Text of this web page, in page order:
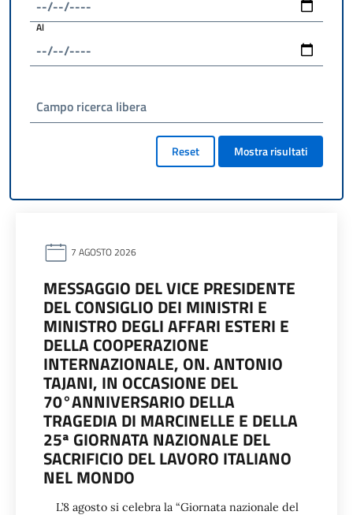
Al
Campo ricerca libera
Reset Mostra risultati
7 AGOSTO 2026
MESSAGGIO DEL VICE PRESIDENTE
DEL CONSIGLIO DEI MINISTRI E
MINISTRO DEGLI AFFARI ESTERI E
DELLA COOPERAZIONE
INTERNAZIONALE, ON. ANTONIO
TAJANI, IN OCCASIONE DEL
70°ANNIVERSARIO DELLA
TRAGEDIA DI MARCINELLE E DELLA
25ª GIORNATA NAZIONALE DEL
SACRIFICIO DEL LAVORO ITALIANO
NEL MONDO
L’8 agosto si celebra la “Giornata nazionale del